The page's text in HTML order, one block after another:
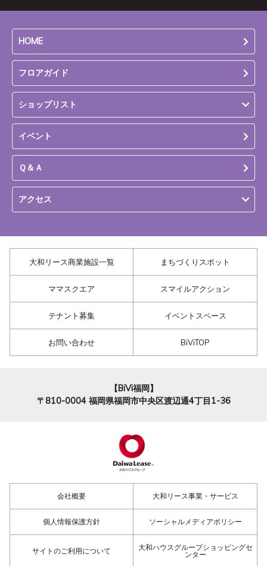
HOME
フロアガイド
ショップリスト
イベント
Ｑ＆Ａ
アクセス
大和リース商業施設一覧 まちづくりスポット
ママスクエア スマイルアクション
テナント募集 イベントスペース
お問い合わせ BiViTOP
【BiVi福岡】
〒810-0004 福岡県福岡市中央区渡辺通4丁目1-36
会社概要 大和リース事業・サービス
個人情報保護方針 ソーシャルメディアポリシー
サイトのご利用について
大和ハウスグループショッピングセ
ンター